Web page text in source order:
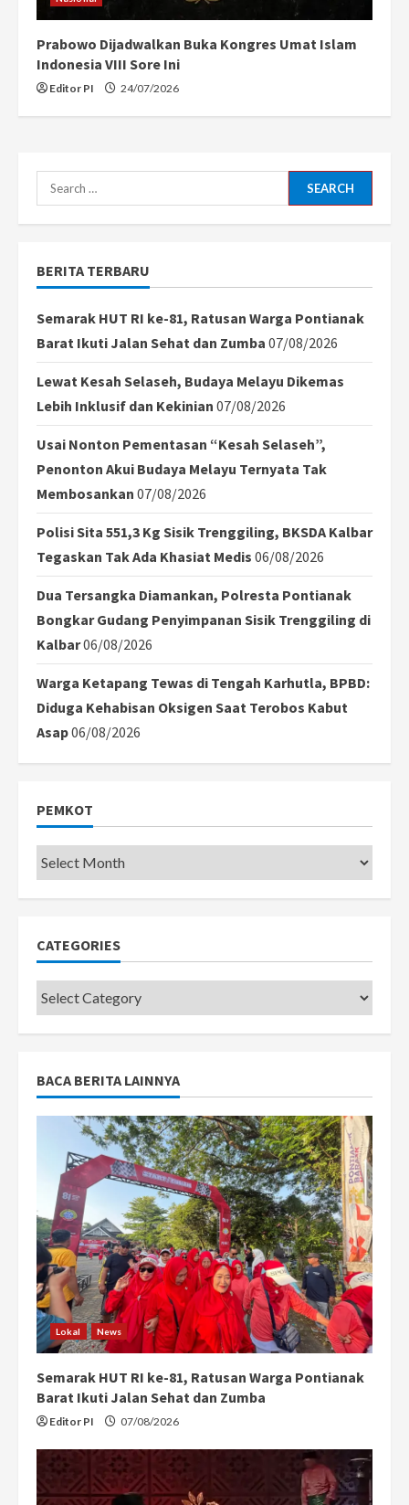
Prabowo Dijadwalkan Buka Kongres Umat Islam
Indonesia VIII Sore Ini
Editor PI 24/07/2026
Search
for:
BERITA TERBARU
Semarak HUT RI ke-81, Ratusan Warga Pontianak
Barat Ikuti Jalan Sehat dan Zumba 07/08/2026
Lewat Kesah Selaseh, Budaya Melayu Dikemas
Lebih Inklusif dan Kekinian 07/08/2026
Usai Nonton Pementasan “Kesah Selaseh”,
Penonton Akui Budaya Melayu Ternyata Tak
Membosankan 07/08/2026
Polisi Sita 551,3 Kg Sisik Trenggiling, BKSDA Kalbar
Tegaskan Tak Ada Khasiat Medis 06/08/2026
Dua Tersangka Diamankan, Polresta Pontianak
Bongkar Gudang Penyimpanan Sisik Trenggiling di
Kalbar06/08/2026
Warga Ketapang Tewas di Tengah Karhutla, BPBD:
Diduga Kehabisan Oksigen Saat Terobos Kabut
Asap06/08/2026
PEMKOT
Pemkot
CATEGORIES
Categories
BACA BERITA LAINNYA
Lokal News
Semarak HUT RI ke-81, Ratusan Warga Pontianak
Barat Ikuti Jalan Sehat dan Zumba
Editor PI 07/08/2026